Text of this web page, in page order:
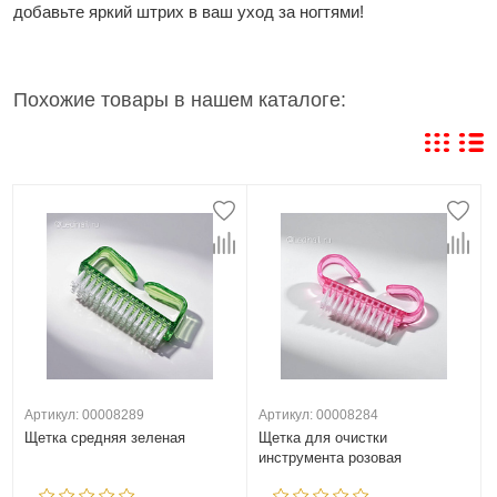
добавьте яркий штрих в ваш уход за ногтями!
Похожие товары в нашем каталоге:
Артикул: 00008289
Щетка средняя зеленая
Артикул: 00008284
Щетка для очистки
инструмента розовая